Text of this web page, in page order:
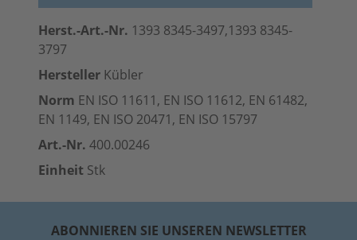
Herst.-Art.-Nr. 1393 8345-3497,1393 8345-
3797
Hersteller Kübler
Norm EN ISO 11611, EN ISO 11612, EN 61482,
EN 1149, EN ISO 20471, EN ISO 15797
Art.-Nr. 400.00246
Einheit Stk
ABONNIEREN SIE UNSEREN NEWSLETTER